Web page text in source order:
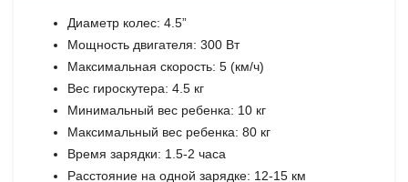
Диаметр колес: 4.5”
Мощность двигателя: 300 Вт
Максимальная скорость: 5 (км/ч)
Вес гироскутера: 4.5 кг
Минимальный вес ребенка: 10 кг
Максимальный вес ребенка: 80 кг
Время зарядки: 1.5-2 часа
Расстояние на одной зарядке: 12-15 км